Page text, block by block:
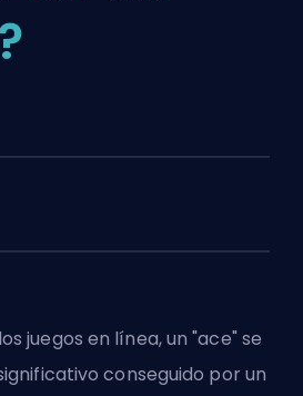
juegos en línea, un "ace" se
conseguido por un